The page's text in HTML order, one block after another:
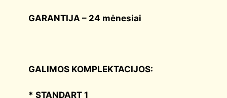
GARANTIJA – 24 mėnesiai
GALIMOS KOMPLEKTACIJOS:
* STANDART 1